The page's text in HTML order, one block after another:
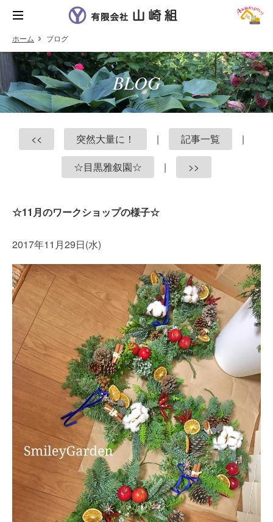
ホーム ブログ
BLOG
<< 突然大量に！ | 記事一覧
|
☆目黒雅叙園☆
| >>
☆11月のワークショップの様子☆
2017年11月29日(水)